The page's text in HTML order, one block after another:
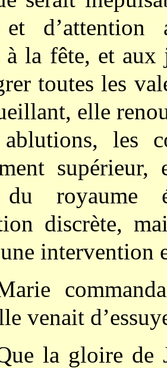
d’attention
la fête, et aux
toutes les
elle
les
du royaume
discrète,
intervention
venait
la gloire de